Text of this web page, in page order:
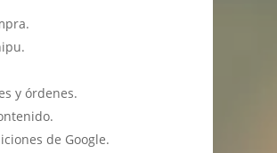
y órdenes.
de Google.